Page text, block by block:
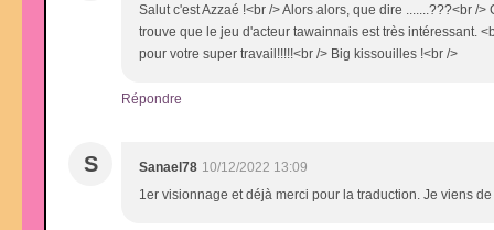
Salut c'est Azzaé !<br /> Alors alors, que dire .......???<br /
trouve que le jeu d'acteur tawainnais est très intéressant.
pour votre super travail!!!!!<br /> Big kissouilles !<br />
Répondre
S Sanael78 10/12/2022 13:09
1er visionnage et déjà merci pour la traduction. Je viens